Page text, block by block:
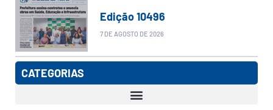
Edição 10496
7 DE AGOSTO DE 2026
CATEGORIAS